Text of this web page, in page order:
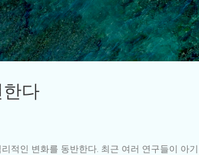
기본 콘텐츠로 건너뛰기
다
적인 변화를 동반한다. 최근 여러 연구들이 아